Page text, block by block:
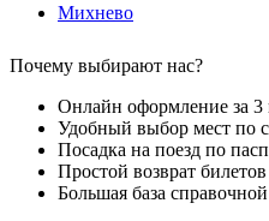
Михнево
Почему выбирают нас?
Онлайн оформление за
Удобный выбор мест по
Посадка на поезд по
Простой возврат
Большая база